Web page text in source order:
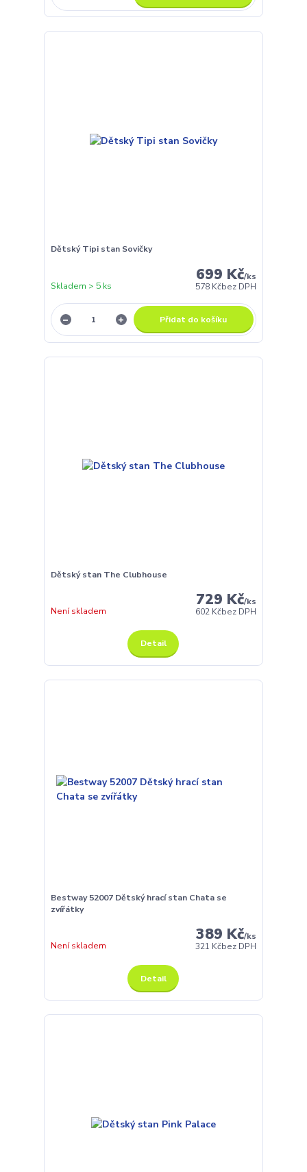
Dětský Tipi stan Sovičky
699 Kč/ks
578 Kčbez DPH
Skladem > 5 ks
Přidat do košíku
Dětský stan The Clubhouse
729 Kč/ks
602 Kčbez DPH
Není skladem
Detail
Bestway 52007 Dětský hrací stan Chata se
zvířátky
389 Kč/ks
321 Kčbez DPH
Není skladem
Detail